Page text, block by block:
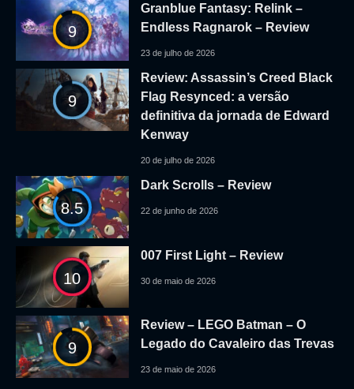
9
Granblue Fantasy: Relink –
Endless Ragnarok – Review
23 de julho de 2026
9
Review: Assassin’s Creed Black
Flag Resynced: a versão
definitiva da jornada de Edward
Kenway
20 de julho de 2026
8.5
Dark Scrolls – Review
22 de junho de 2026
10
007 First Light – Review
30 de maio de 2026
9
Review – LEGO Batman – O
Legado do Cavaleiro das Trevas
23 de maio de 2026